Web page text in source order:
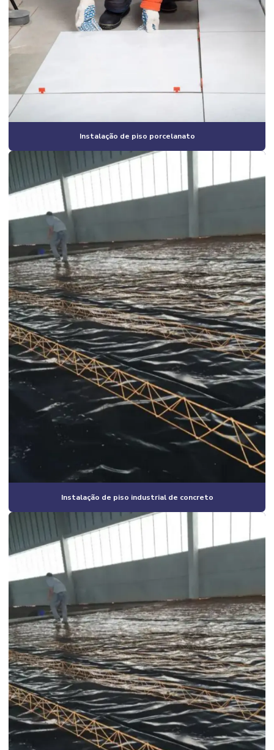
Construção civil corporativa
Construção civil empresas
Construção civil especializada em obras industriais
Construção civil industrial
Construção civil e reformas em geral
Construção em estrutura metálica industrial
Construção estrutura metálica preço
Construção de galpão
Construção de galpão 2 andares
Construção de galpão barato
Construção de galpão estrutura metálica
Construção de galpão industrial
Construção de galpão industrial valor
Construção de galpão m2
Construção de galpão pré moldado
Construção de galpão pré moldado campinas
Construção de galpão pré moldado orçamento
Construção de galpão pré moldado preço
Construção de galpão pré moldado valor
Construção de galpão preço por m2
Construção de galpão valor
Construção de galpões metálicos
Construção de lojas comerciais
Construção de pavilhão industrial
Construção e reformas em geral
Construção residencial estrutura metálica
Construção de salão comercial
Construção de salas comerciais
Construtora em campinas
Construtora em campinas e região
Construtora em campinas sp
Instalação de piso porcelanato
Instalação de piso industrial de concreto